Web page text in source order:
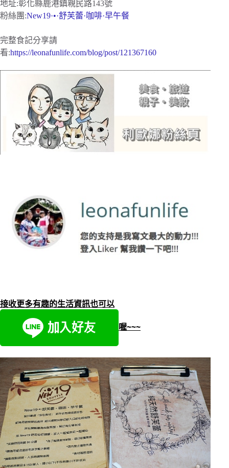
地址:彰化縣鹿港鎮親民路143號
粉絲團:New19·•·舒芙蕾·咖啡·早午餐
完整食記分享請
看:https://leonafunlife.com/blog/post/121367160
接收更多有趣的生活資訊也可以
喔~~~